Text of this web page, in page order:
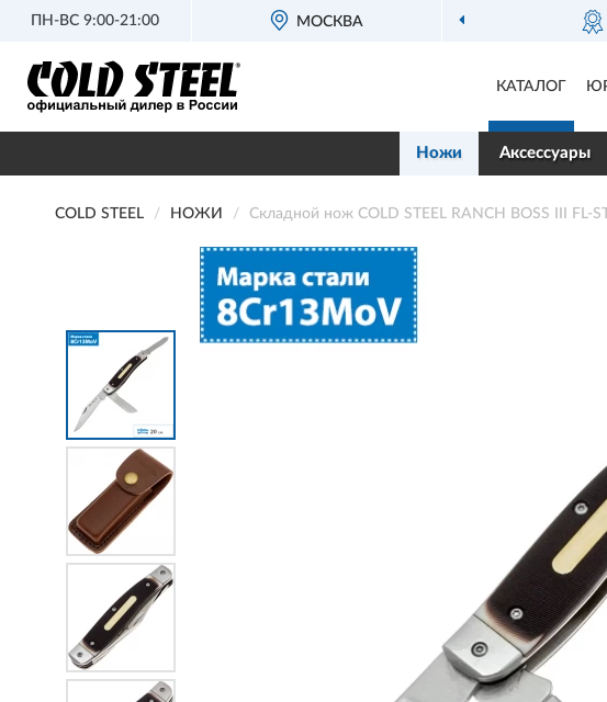
ПН-ВС 9:00-21:00 МОСКВА
КАТАЛОГ
Ножи Аксессуары
COLD STEEL НОЖИ Складной нож COLD STEEL RANCH BOSS III FL-